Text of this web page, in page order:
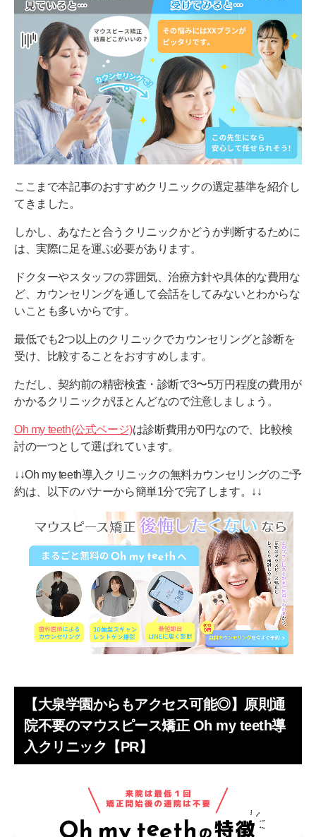
ここまで本記事のおすすめクリニックの選定基準を紹介し
てきました。
しかし、あなたと合うクリニックかどうか判断するために
は、実際に足を運ぶ必要があります。
ドクターやスタッフの雰囲気、治療方針や具体的な費用な
ど、カウンセリングを通して会話をしてみないとわからな
いことも多いからです。
最低でも2つ以上のクリニックでカウンセリングと診断を
受け、比較することをおすすめします。
ただし、契約前の精密検査・診断で3〜5万円程度の費用が
かかるクリニックがほとんどなので注意しましょう。
Oh my teeth(公式ページ)は診断費用が0円なので、比較検
討の一つとして選ばれています。
↓↓Oh my teeth導入クリニックの無料カウンセリングのご予
約は、以下のバナーから簡単1分で完了します。↓↓
【大泉学園からもアクセス可能◎】原則通
院不要のマウスピース矯正 Oh my teeth導
入クリニック【PR】